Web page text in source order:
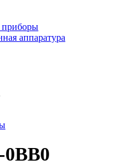
приборы
аппаратура
0BB0